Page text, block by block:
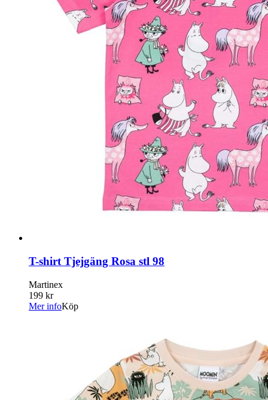
T-shirt Tjejgäng Rosa stl 98
Martinex
199 kr
Mer infoKöp